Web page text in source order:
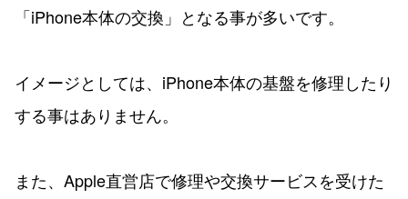
「iPhone本体の交換」となる事が多いです。
イメージとしては、iPhone本体の基盤を修理したり
する事はありません。
また、Apple直営店で修理や交換サービスを受けた